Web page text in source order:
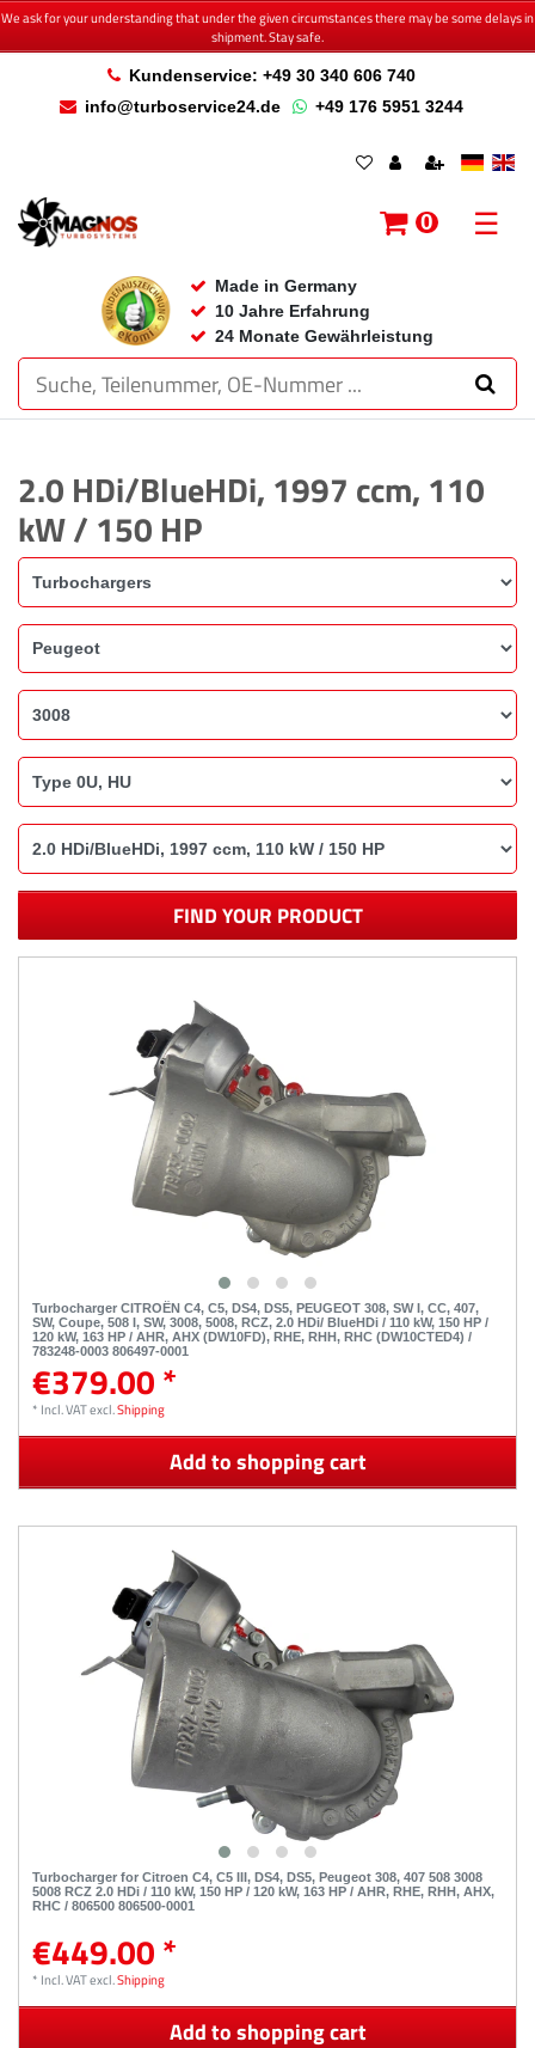
We ask for your understanding that under the given circumstances there may be some delays in
shipment. Stay safe.
Kundenservice: +49 30 340 606 740
info@turboservice24.de
+49 176 5951 3244
Made in Germany
10 Jahre Erfahrung
24 Monate Gewährleistung
0 ☰
2.0 HDi/BlueHDi, 1997 ccm, 110
kW / 150 HP
FIND YOUR PRODUCT
Turbocharger CITROËN C4, C5, DS4, DS5, PEUGEOT 308, SW I, CC, 407,
SW, Coupe, 508 I, SW, 3008, 5008, RCZ, 2.0 HDi/ BlueHDi / 110 kW, 150 HP /
120 kW, 163 HP / AHR, AHX (DW10FD), RHE, RHH, RHC (DW10CTED4) /
783248-0003 806497-0001
€379.00 *
* Incl. VATexcl.Shipping
Add to shopping cart
Turbocharger for Citroen C4, C5 III, DS4, DS5, Peugeot 308, 407 508 3008
5008 RCZ 2.0 HDi / 110 kW, 150 HP / 120 kW, 163 HP / AHR, RHE, RHH, AHX,
RHC / 806500 806500-0001
€449.00 *
* Incl. VATexcl.Shipping
Add to shopping cart